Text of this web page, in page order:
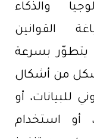
والذكاء
القوانين
يتطوّر بسرعة
شكل من أشكال
للبيانات، أو
أو استخدام